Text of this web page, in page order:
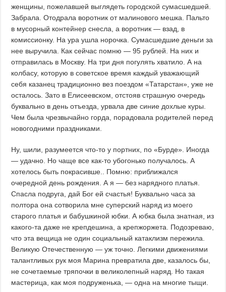
женщины, пожелавшей выглядеть городской сумасшедшей.
Забрала. Отодрала воротник от малинового мешка. Пальто
в мусорный контейнер снесла, а воротник — взад, в
комиссионку. На ура ушла норочка. Сумасшедшие деньги за
нее выручила. Как сейчас помню — 95 рублей. На них и
отправилась в Москву. На три дня погулять хватило. А на
колбасу, которую в советское время каждый уважающий
себя казанец традиционно вез поездом «Татарстан», уже не
осталось. Зато в Елисеевском, отстояв страшную очередь
буквально в день отъезда, урвала две синие дохлые куры.
Чем была чрезвычайно горда, порадовала родителей перед
новогодними праздниками.
Ну, шили, разумеется что-то у портних, по «Бурде». Иногда
— удачно. Но чаще все как-то убогонько получалось. А
хотелось быть покрасивше.. Помню: приближался
очередной день рождения. А я — без нарядного платья.
Спасла подруга, дай Бог ей счастья! Буквально часа за
полтора она сотворила мне суперский наряд из моего
старого платья и бабушкиной юбки. А юбка была знатная, из
какого-та даже не крепдешина, а крепжоржета. Подозреваю,
что эта вещица не один социальный катаклизм пережила.
Великую Отечественную — уж точно. Легкими движениями
талантливых рук моя Марина превратила две, казалось бы,
не сочетаемые тряпочки в великолепный наряд. Но такая
мастерица, как моя подруженька, — одна на многие тыщи.